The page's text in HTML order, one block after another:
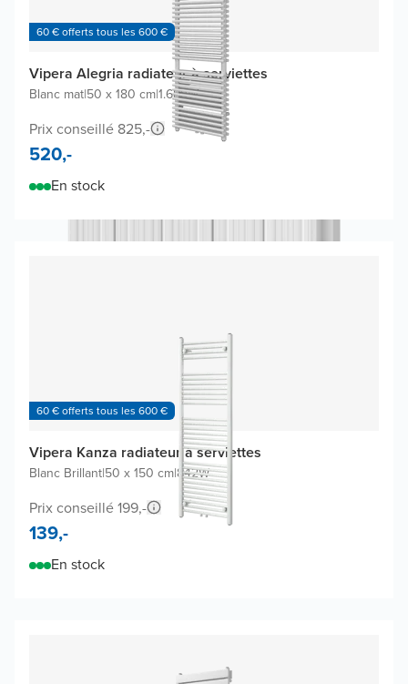
60 € offerts tous les 600 €
Vipera Alegria radiateur à serviettes
Blanc mat|50 x 180 cm|1.688W
Prix conseillé 825,-
520,-
En stock
60 € offerts tous les 600 €
Vipera Kanza radiateur à serviettes
Blanc Brillant|50 x 150 cm|842W
Prix conseillé 199,-
139,-
En stock